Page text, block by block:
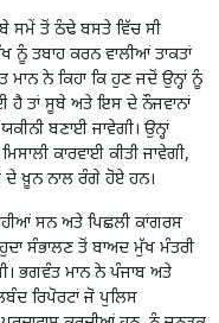
ਸਮੇਂ ਤੋਂ ਠੰਢੇ ਬਸਤੇ ਵਿੱਚ ਸੀ
ਨੂੰ ਤਬਾਹ ਕਰਨ ਵਾਲੀਆਂ ਤਾਕਤਾਂ
ਨੇ ਕਿਹਾ ਕਿ ਹੁਣ ਜਦੋਂ ਉਨ੍ਹਾਂ ਨੂੰ
ਹੈ ਤਾਂ ਸੂਬੇ ਅਤੇ ਇਸ ਦੇ ਨੌਜਵਾਨਾਂ
ਬਣਾਈ ਜਾਵੇਗੀ। ਉਨ੍ਹਾਂ
ਕਾਰਵਾਈ ਕੀਤੀ ਜਾਵੇਗੀ,
ਦੇ ਖ਼ੂਨ ਨਾਲ ਰੰਗੇ ਹੋਏ ਹਨ।
ਸਨ ਅਤੇ ਪਿਛਲੀ ਕਾਂਗਰਸ
ਸੰਭਾਲਣ ਤੋਂ ਬਾਅਦ ਮੁੱਖ ਮੰਤਰੀ
ਭਗਵੰਤ ਮਾਨ ਨੇ ਪੰਜਾਬ ਅਤੇ
ਰਿਪੋਰਟਾਂ ਜੋ ਪੁਲਿਸ